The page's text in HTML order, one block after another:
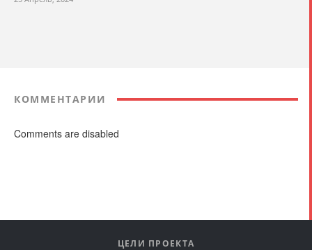
КОММЕНТАРИИ
Comments are disabled
ЦЕЛИ ПРОЕКТА